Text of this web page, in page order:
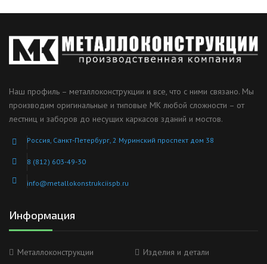
Наш профиль – металлоконструкции и все, что с ними связано. Мы
производим оригинальные и типовые МК любой сложности – от
лестниц и заборов до несущих каркасов зданий и мостов.
Россия, Санкт-Петербург, 2 Муринский проспект дом 38
8 (812) 603-49-30
info@metallokonstrukciispb.ru
Информация
Металлоконструкции Изделия и детали